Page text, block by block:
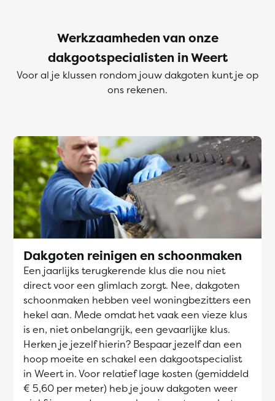
Werkzaamheden van onze
dakgootspecialisten in Weert
Voor al je klussen rondom jouw dakgoten kunt je op
ons rekenen.
Dakgoten reinigen en schoonmaken
Een jaarlijks terugkerende klus die nou niet
direct voor een glimlach zorgt. Nee, dakgoten
schoonmaken hebben veel woningbezitters een
hekel aan. Mede omdat het vaak een vieze klus
is en, niet onbelangrijk, een gevaarlijke klus.
Herken je jezelf hierin? Bespaar jezelf dan een
hoop moeite en schakel een dakgootspecialist
in Weert in. Voor relatief lage kosten (gemiddeld
€ 5,60 per meter) heb je jouw dakgoten weer